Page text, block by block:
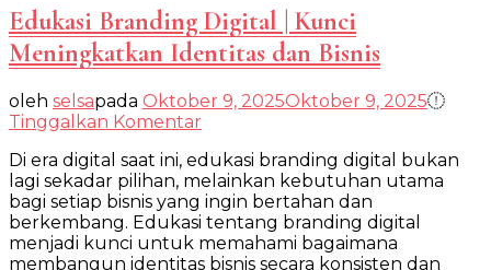
Edukasi Branding Digital | Kunci
Meningkatkan Identitas dan Bisnis
oleh selsapada Oktober 9, 2025Oktober 9, 2025
Tinggalkan Komentar
Branding
Digital
|
Kunci
Meningkatkan
Identitas
Di era digital saat ini, edukasi branding digital bukan
lagi sekadar pilihan, melainkan kebutuhan utama
bagi setiap bisnis yang ingin bertahan dan
berkembang. Edukasi tentang branding digital
menjadi kunci untuk memahami bagaimana
membangun identitas bisnis secara konsisten dan